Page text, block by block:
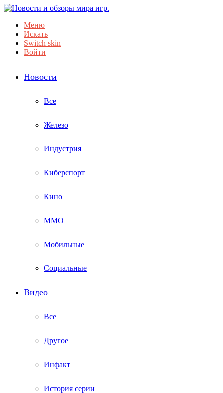
Меню
Искать
Switch skin
Войти
Новости
Все
Железо
Индустрия
Киберспорт
Кино
ММО
Мобильные
Социальные
Видео
Все
Другое
Инфакт
История серии